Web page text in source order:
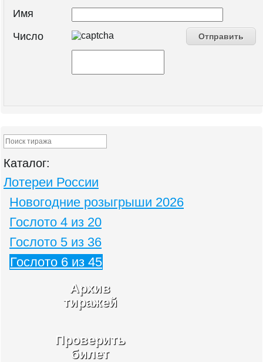
Имя
Число
Каталог:
Лотереи России
Новогодние розыгрыши 2026
Гослото 4 из 20
Гослото 5 из 36
Гослото 6 из 45
Архив
тиражей
Проверить
билет